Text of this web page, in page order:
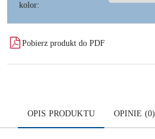
kolor:
Pobierz produkt do PDF
OPIS PRODUKTU OPINIE (0)